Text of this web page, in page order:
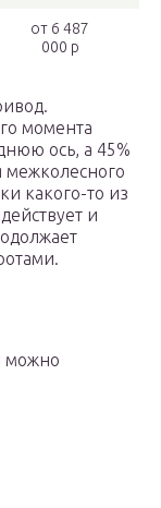
от 6 487
000 р
момента
ось, а 45%
какого-то из
и
можно